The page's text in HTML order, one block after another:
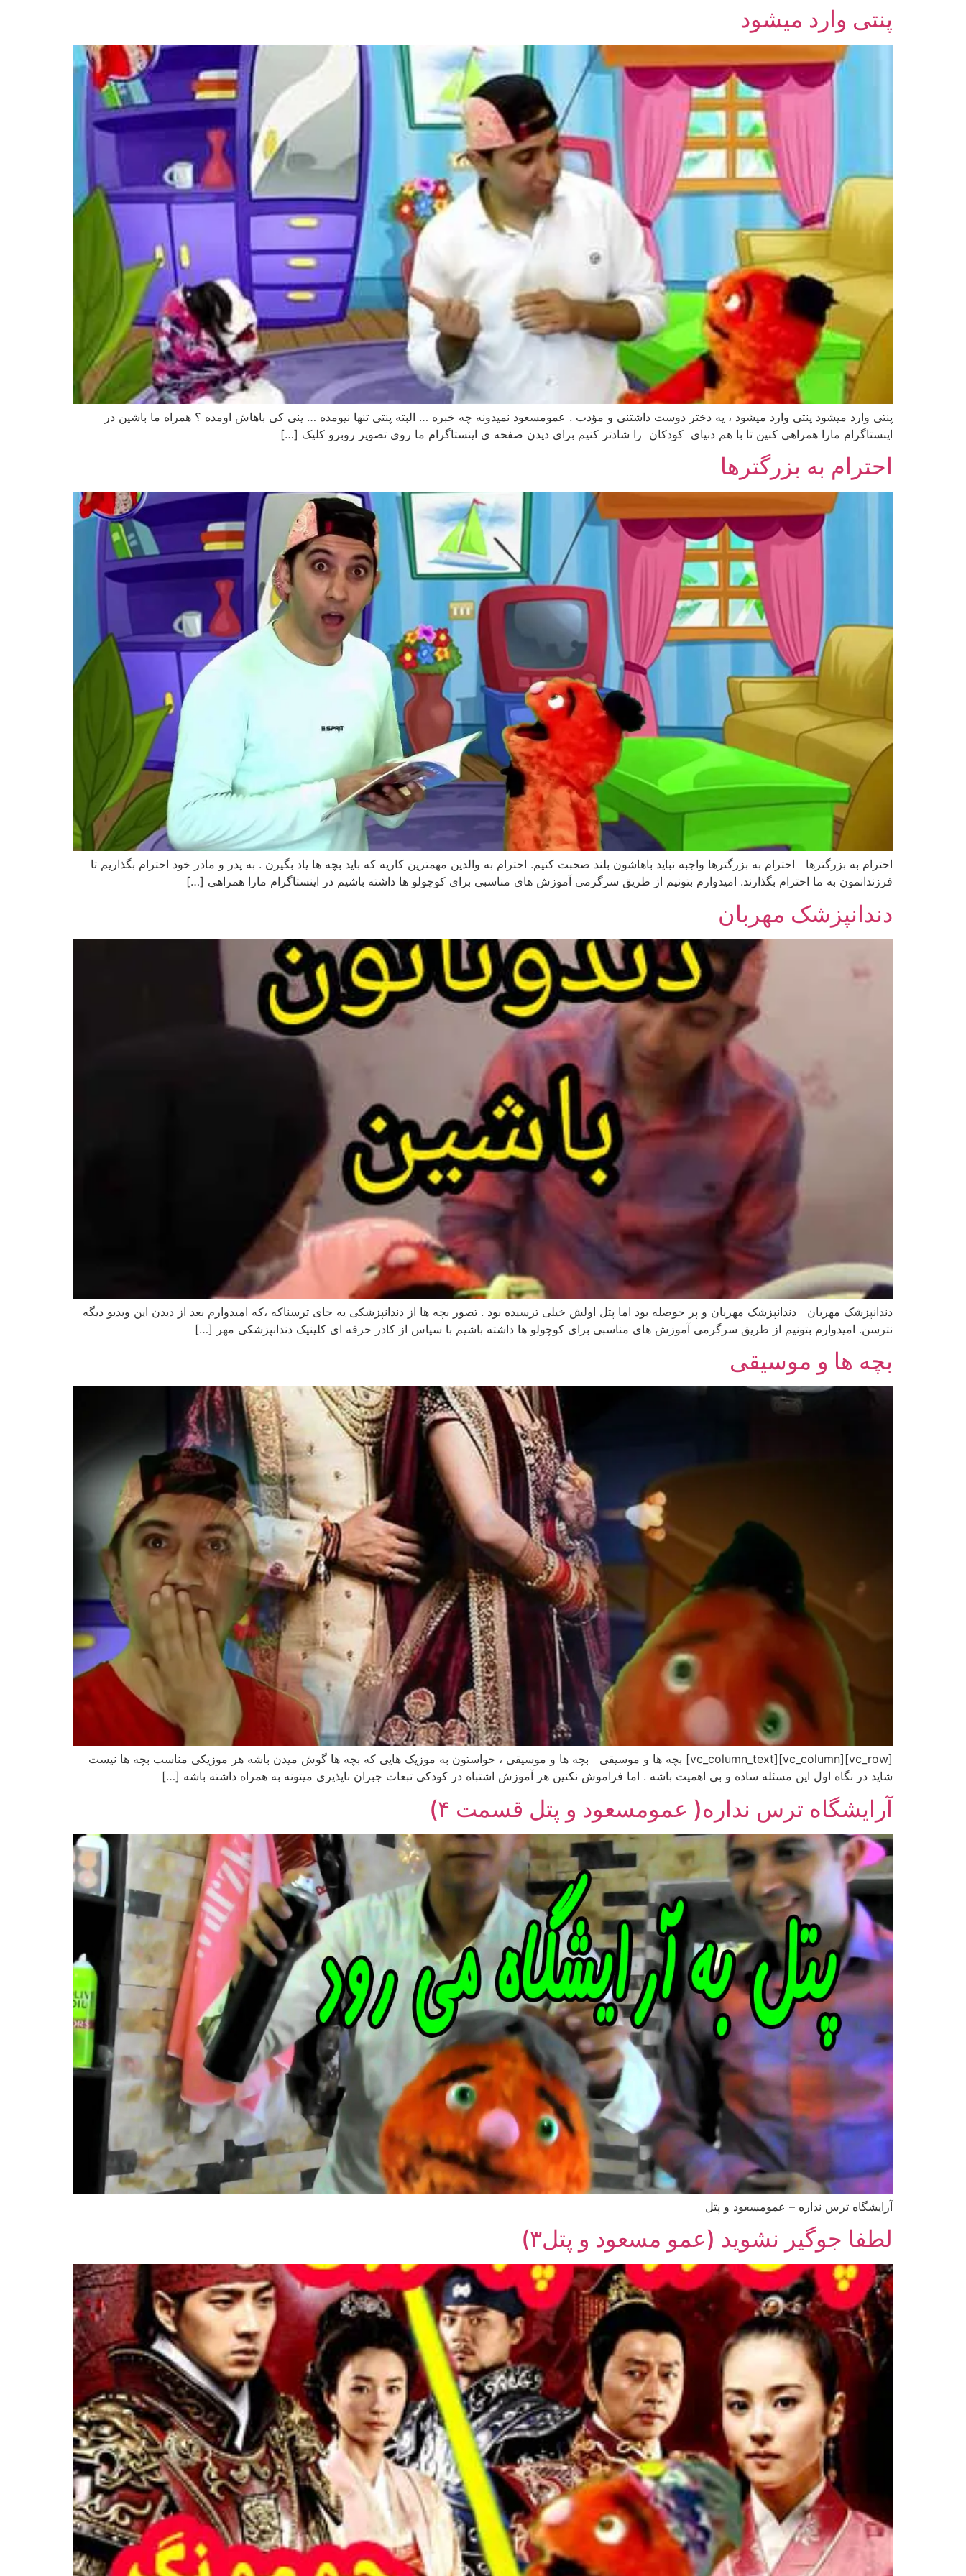
پنتی وارد میشود
پنتی وارد میشود پنتی وارد میشود ، یه دختر دوست داشتنی و مؤدب . عمومسعود نمیدونه چه خبره … البته پنتی تنها نیومده … ینی کی باهاش اومده ؟ همراه ما باشین در
اینستاگرام مارا همراهی کنین تا با هم دنیای کودکان را شادتر کنیم برای دیدن صفحه ی اینستاگرام ما روی تصویر روبرو کلیک […]
احترام به بزرگترها
احترام به بزرگترها احترام به بزرگترها واجبه نباید باهاشون بلند صحبت کنیم. احترام به والدین مهمترین کاریه که باید بچه ها یاد بگیرن . به پدر و مادر خود احترام بگذاریم تا
فرزندانمون به ما احترام بگذارند. امیدوارم بتونیم از طریق سرگرمی آموزش های مناسبی برای کوچولو ها داشته باشیم در اینستاگرام مارا همراهی […]
دندانپزشک مهربان
دندانپزشک مهربان دندانپزشک مهربان و پر حوصله بود اما پتل اولش خیلی ترسیده بود . تصور بچه ها از دندانپزشکی یه جای ترسناکه ،که امیدوارم بعد از دیدن این ویدیو دیگه
نترسن. امیدوارم بتونیم از طریق سرگرمی آموزش های مناسبی برای کوچولو ها داشته باشیم با سپاس از کادر حرفه ای کلینیک دندانپزشکی مهر […]
بچه ها و موسیقی
[vc_row][vc_column][vc_column_text] بچه ها و موسیقی بچه ها و موسیقی ، حواستون به موزیک هایی که بچه ها گوش میدن باشه هر موزیکی مناسب بچه ها نیست
شاید در نگاه اول این مسئله ساده و بی اهمیت باشه . اما فراموش نکنین هر آموزش اشتباه در کودکی تبعات جبران ناپذیری میتونه به همراه داشته باشه […]
آرایشگاه ترس نداره( عمومسعود و پتل قسمت ۴)
آرایشگاه ترس نداره – عمومسعود و پتل
لطفا جوگیر نشوید (عمو مسعود و پتل۳)